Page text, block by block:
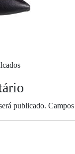
publicado.